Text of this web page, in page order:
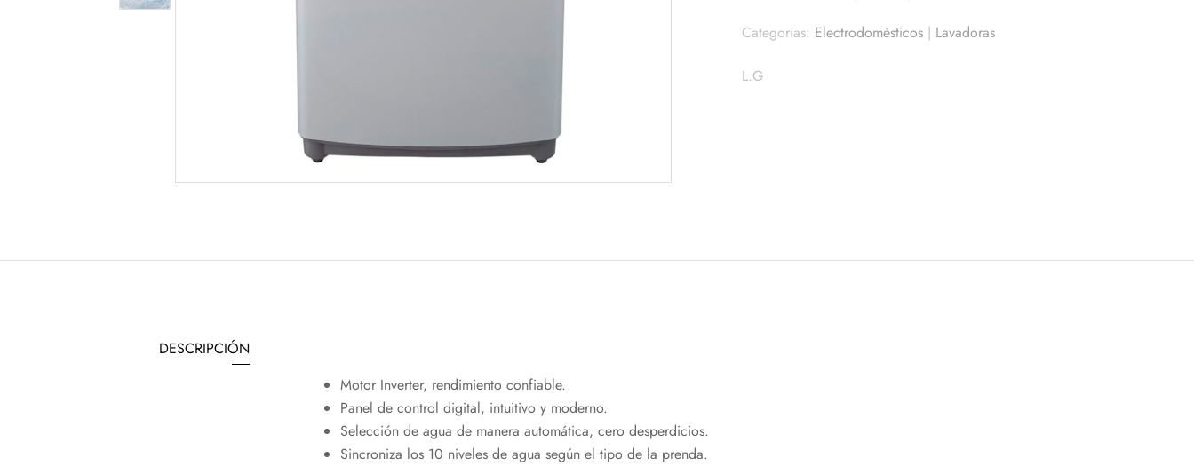
Categorias: Electrodomésticos| Lavadoras
L.G
DESCRIPCIÓN
Motor Inverter, rendimiento confiable.
Panel de control digital, intuitivo y moderno.
Selección de agua de manera automática, cero desperdicios.
Sincroniza los 10 niveles de agua según el tipo de la prenda.